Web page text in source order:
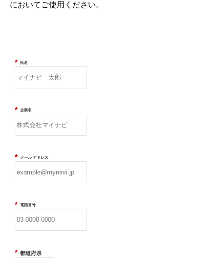
においてご使用ください。
* 氏名
* 企業名
* メール アドレス
* 電話番号
* 都道府県